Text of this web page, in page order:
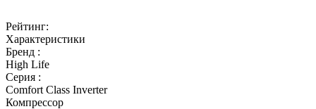
Рейтинг:
Характеристики
Бренд :
High Life
Серия :
Comfort Class Inverter
Компрессор